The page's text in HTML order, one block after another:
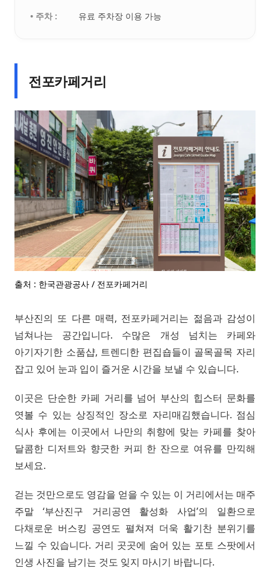
• 주차 :
유료 주차장 이용 가능
전포카페거리
출처 : 한국관광공사 / 전포카페거리
부산진의 또 다른 매력, 전포카페거리는 젊음과 감성이
넘쳐나는 공간입니다. 수많은 개성 넘치는 카페와
아기자기한 소품샵, 트렌디한 편집숍들이 골목골목 자리
잡고 있어 눈과 입이 즐거운 시간을 보낼 수 있습니다.
이곳은 단순한 카페 거리를 넘어 부산의 힙스터 문화를
엿볼 수 있는 상징적인 장소로 자리매김했습니다. 점심
식사 후에는 이곳에서 나만의 취향에 맞는 카페를 찾아
달콤한 디저트와 향긋한 커피 한 잔으로 여유를 만끽해
보세요.
걷는 것만으로도 영감을 얻을 수 있는 이 거리에서는 매주
주말 ‘부산진구 거리공연 활성화 사업’의 일환으로
다채로운 버스킹 공연도 펼쳐져 더욱 활기찬 분위기를
느낄 수 있습니다. 거리 곳곳에 숨어 있는 포토 스팟에서
인생 사진을 남기는 것도 잊지 마시기 바랍니다.